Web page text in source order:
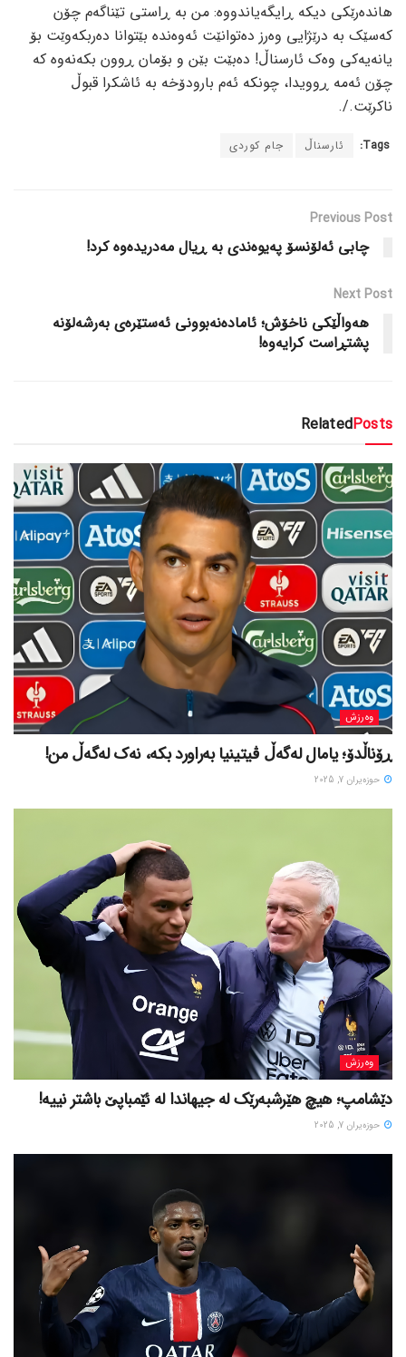
هاندەرێکی دیکە ڕایگەیاندووە: من بە ڕاستی تێناگەم چۆن
کەسێک بە درێژایی وەرز دەتوانێت ئەوەندە بێتوانا دەربکەوێت بۆ
یانەیەکی وەک ئارسناڵ! دەبێت بێن و بۆمان ڕوون بکەنەوە کە
چۆن ئەمە ڕوویدا، چونکە ئەم بارودۆخە بە ئاشکرا قبوڵ
ناکرێت./.
Tags: ئارسناڵ جام کوردی
Previous Post
چابی ئەلۆنسۆ پەیوەندی بە ڕیال مەدریدەوە کرد!
Next Post
هەواڵێکی ناخۆش؛ ئامادەنەبوونی ئەستێرەی بەرشەلۆنە
پشتڕاست کرایەوە!
RelatedPosts
وەرزش
ڕۆناڵدۆ؛ یامال لەگەڵ ڤیتینیا بەراورد بکە، نەک لەگەڵ من!
حوزه‌یران 7, 2025
وەرزش
دێشامپ؛ هیچ هێرشبەرێک لە جیهاندا لە ئێمباپێ باشتر نییە!
حوزه‌یران 7, 2025